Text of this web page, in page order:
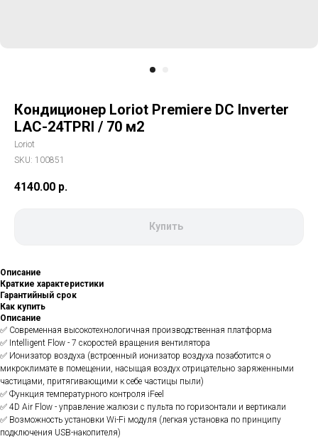
Кондиционер Loriot Premiere DC Inverter
LAC-24TPRI / 70 м2
Loriot
SKU: 100851
4140.00 р.
Купить
Описание
Краткие характеристики
Гарантийный срок
Как купить
Описание
✅ Современная высокотехнологичная производственная платформа
✅ Intelligent Flow - 7 скоростей вращения вентилятора
✅ Ионизатор воздуха (встроенный ионизатор воздуха позаботится о
микроклимате в помещении, насыщая воздух отрицательно заряженными
частицами, притягивающими к себе частицы пыли)
✅ Функция температурного контроля iFeel
✅ 4D Air Flow - управление жалюзи с пульта по горизонтали и вертикали
✅ Возможность установки Wi-Fi модуля (легкая установка по принципу
подключения USB-накопителя)